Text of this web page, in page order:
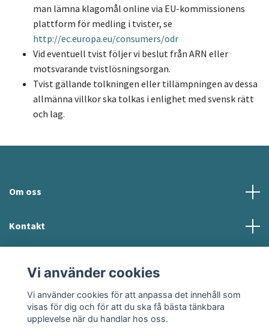
man lämna klagomål online via EU-kommissionens
plattform för medling i tvister, se
http://ec.europa.eu/consumers/odr
Vid eventuell tvist följer vi beslut från ARN eller
motsvarande tvistlösningsorgan.
Tvist gällande tolkningen eller tillämpningen av dessa
allmänna villkor ska tolkas i enlighet med svensk rätt
och lag.
Om oss
Kontakt
Sociala medier
Vi använder cookies
Vi använder cookies för att anpassa det innehåll som
visas för dig och för att du ska få bästa tänkbara
upplevelse när du handlar hos oss.